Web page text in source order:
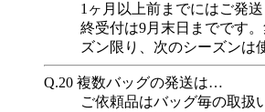
1ヶ月以上前までにはご発
終受付は9月末日までです
ズン限り、次のシーズンは
Q.20 複数バッグの発送は…
ご依頼品はバッグ毎の取扱